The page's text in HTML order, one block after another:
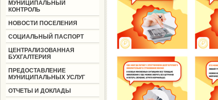
МУНИЦИПАЛЬНЫЙ
КОНТРОЛЬ
НОВОСТИ ПОСЕЛЕНИЯ
СОЦИАЛЬНЫЙ ПАСПОРТ
ЦЕНТРАЛИЗОВАННАЯ
БУХГАЛТЕРИЯ
ПРЕДОСТАВЛЕНИЕ
МУНИЦИПАЛЬНЫХ УСЛУГ
ОТЧЕТЫ И ДОКЛАДЫ